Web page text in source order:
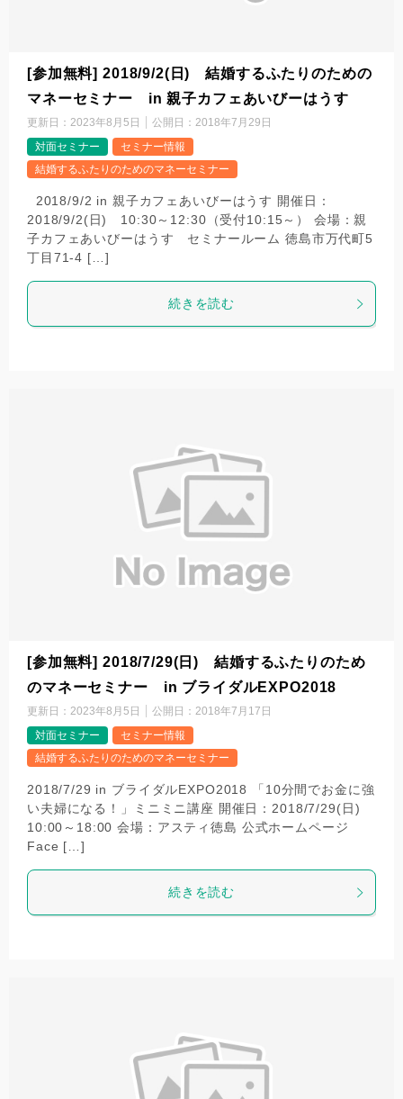
[参加無料] 2018/9/2(日) 結婚するふたりのための
マネーセミナー in 親子カフェあいびーはうす
更新日： 2023年8月5日 公開日： 2018年7月29日
対面セミナー
セミナー情報
結婚するふたりのためのマネーセミナー
2018/9/2 in 親子カフェあいびーはうす ​​開催日：
2018/9/2(日) 10:30～12:30（受付10:15～） ​会場：親
子カフェあいびーはうす セミナールーム 徳島市万代町5
丁目71-4 […]
続きを読む
[参加無料] 2018/7/29(日) 結婚するふたりのため
のマネーセミナー in ブライダルEXPO2018
更新日： 2023年8月5日 公開日： 2018年7月17日
対面セミナー
セミナー情報
結婚するふたりのためのマネーセミナー
2018/7/29 in ブライダルEXPO2018 ​​「10分間でお金に強
い夫婦になる！」ミニミニ講座​ 開催日：2018/7/29(日)
10:00～18:00 ​会場：アスティ徳島​ 公式ホームページ
Face […]
続きを読む